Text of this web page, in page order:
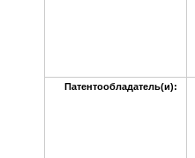
Патентообладатель(и):